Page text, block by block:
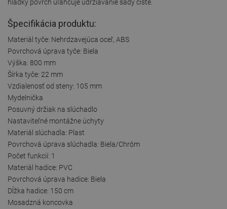
hladký povrch uľahčuje udržiavanie sady čisté.
Špecifikácia produktu:
Materiál tyče: Nehrdzavejúca oceľ, ABS
Povrchová úprava tyče: Biela
Výška: 800 mm
Šírka tyče: 22 mm
Vzdialenosť od steny: 105 mm
Mydelnička
Posuvný držiak na slúchadlo
Nastaviteľné montážne úchyty
Materiál slúchadla: Plast
Povrchová úprava slúchadla: Biela/Chróm
Počet funkcií: 1
Materiál hadice: PVC
Povrchová úprava hadice: Biela
Dĺžka hadice: 150 cm
Mosadzná koncovka